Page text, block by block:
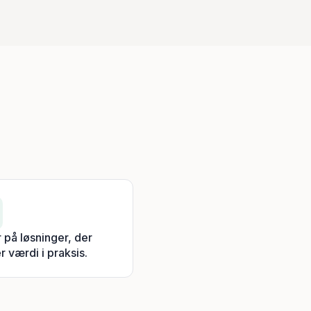
på løsninger, der
værdi i praksis.